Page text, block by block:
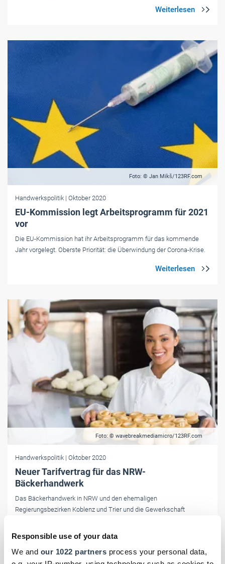
Responsible use of your data
We and our 1022 partners process your personal data,
Foto: © Jan Mikš/123RF.com
Handwerkspolitik | Oktober 2020
EU-Kommission legt Arbeitsprogramm für 2021
vor
Die EU-Kommission hat ihr Arbeitsprogramm für das kommende
Jahr vorgelegt. Oberste Priorität: die Überwindung der Corona-Krise.
Foto: © wavebreakmediamicro/123RF.com
Handwerkspolitik | Oktober 2020
Neuer Tarifvertrag für das NRW-
Bäckerhandwerk
Das Bäckerhandwerk in NRW und den ehemaligen
Regierungsbezirken Koblenz und Trier und die Gewerkschaft